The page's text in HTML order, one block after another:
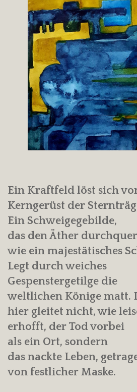
Ein Kraftfeld löst sich
Kerngerüst der
Ein Schweigegebilde,
das den Äther
wie ein majestätisches
Legt durch weiches
Gespenstergetilge die
weltlichen Könige matt.
hier gleitet nicht, wie
erhofft, der Tod vorbei
als ein Ort, sondern
das nackte Leben,
von festlicher Maske.